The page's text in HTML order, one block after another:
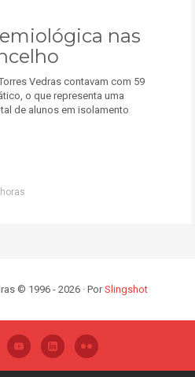
nas
Vedras contavam com 59
o que representa uma
de alunos em isolamento
© 1996 - 2026 · PorSlingshot